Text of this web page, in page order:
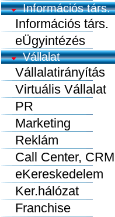
Információs társ.
Információs társ.
eÜgyintézés
Vállalat
Vállalatirányítás
Virtuális Vállalat
PR
Marketing
Reklám
Call Center, CRM
eKereskedelem
Ker.hálózat
Franchise